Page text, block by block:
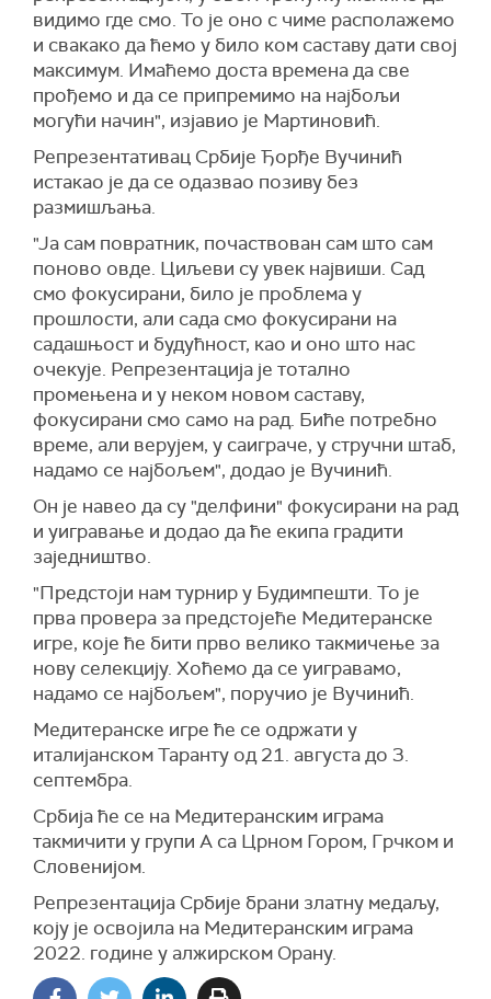
видимо где смо. То је оно с чиме располажемо
и свакако да ћемо у било ком саставу дати свој
максимум. Имаћемо доста времена да све
прођемо и да се припремимо на најбољи
могући начин", изјавио је Мартиновић.
Репрезентативац Србије Ђорђе Вучинић
истакао је да се одазвао позиву без
размишљања.
"Ја сам повратник, почаствован сам што сам
поново овде. Циљеви су увек највиши. Сад
смо фокусирани, било је проблема у
прошлости, али сада смо фокусирани на
садашњост и будућност, као и оно што нас
очекује. Репрезентација је тотално
промењена и у неком новом саставу,
фокусирани смо само на рад. Биће потребно
време, али верујем, у саиграче, у стручни штаб,
надамо се најбољем", додао је Вучинић.
Он је навео да су "делфини" фокусирани на рад
и уигравање и додао да ће екипа градити
заједништво.
"Предстоји нам турнир у Будимпешти. То је
прва провера за предстојеће Медитеранске
игре, које ће бити прво велико такмичење за
нову селекцију. Хоћемо да се уигравамо,
надамо се најбољем", поручио је Вучинић.
Медитеранске игре ће се одржати у
италијанском Таранту од 21. августа до 3.
септембра.
Србија ће се на Медитеранским играма
такмичити у групи А са Црном Гором, Грчком и
Словенијом.
Репрезентација Србије брани златну медаљу,
коју је освојила на Медитеранским играма
2022. године у алжирском Орану.